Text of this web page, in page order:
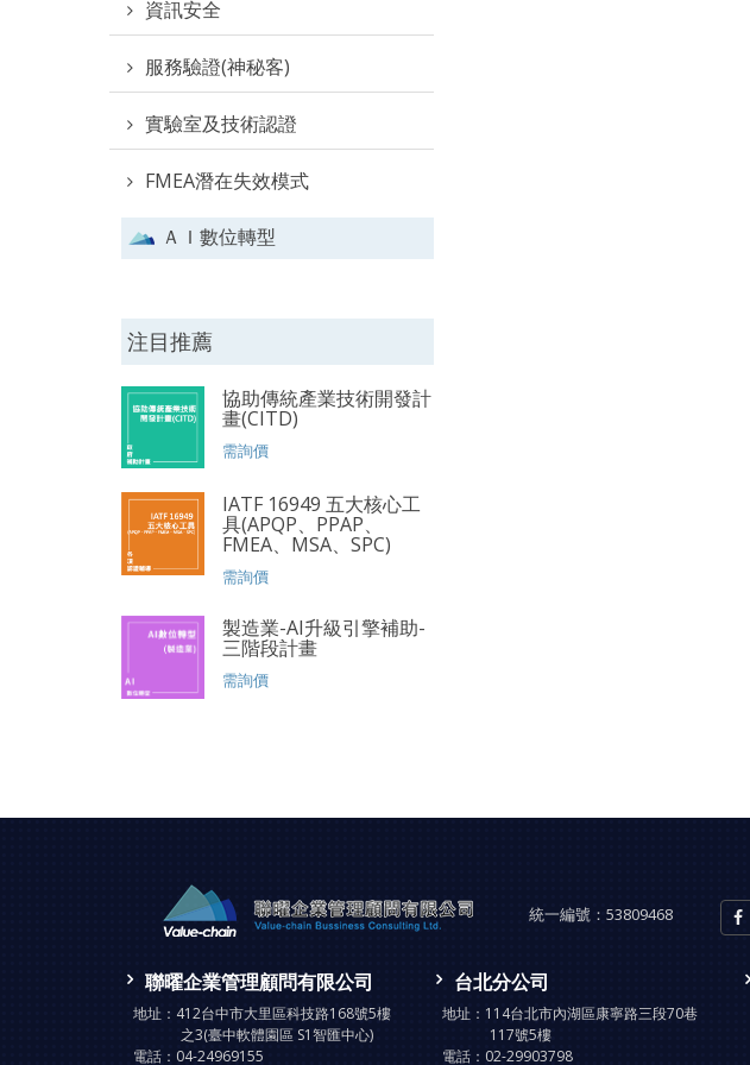
資訊安全
服務驗證(神秘客)
實驗室及技術認證
FMEA潛在失效模式
ＡＩ數位轉型
注目推薦
協助傳統產業技術開發計
畫(CITD)
需詢價
IATF 16949 五大核心工
具(APQP、PPAP、
FMEA、MSA、SPC)
需詢價
製造業-AI升級引擎補助-
三階段計畫
需詢價
統一編號： 53809468
聯曜企業管理顧問有限公司
地址： 412台中市大里區科技路168號5樓
之3(臺中軟體園區 S1智匯中心)
電話： 04-24969155
台北分公司
地址： 114台北市內湖區康寧路三段70巷
117號5樓
電話： 02-29903798